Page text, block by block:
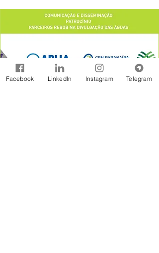
Facebook LinkedIn Instagram Telegram